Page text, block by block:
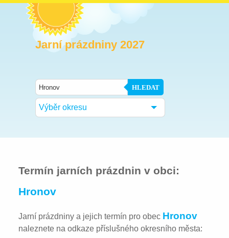
Jarní prázdniny 2027
HLEDAT
Výběr okresu
Termín jarních prázdnin v obci:
Hronov
Jarní prázdniny a jejich termín pro obec Hronov
naleznete na odkaze příslušného okresního města: